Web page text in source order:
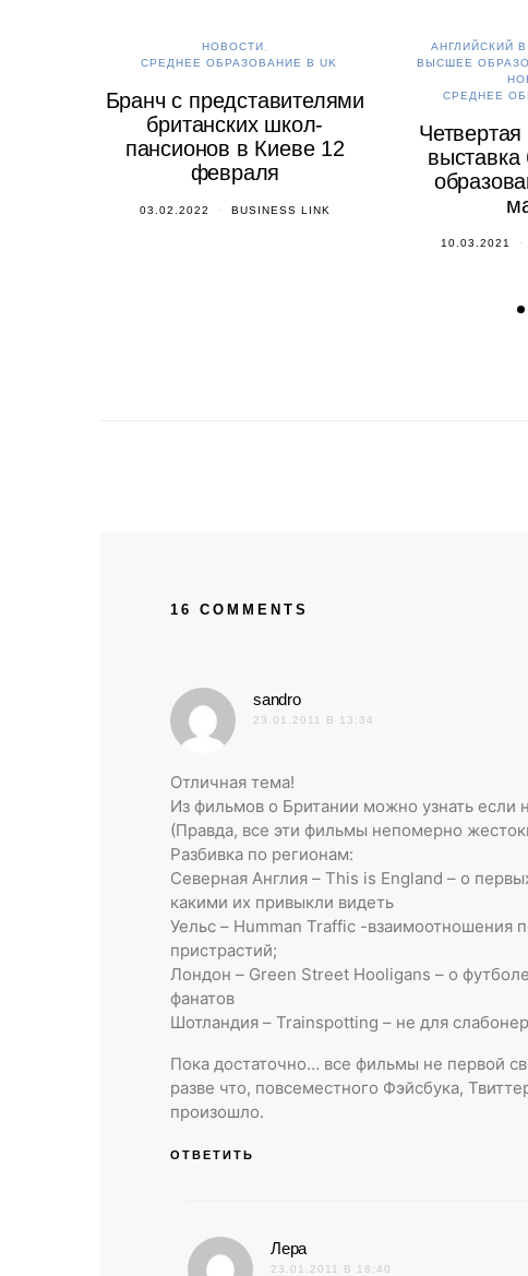
НОВОСТИ
СРЕДНЕЕ ОБРАЗОВАНИЕ В UK
Бранч с представителями
британских школ-
пансионов в Киеве 12
февраля
03.02.2022 BUSINESS LINK
АНГЛИЙСКИЙ В
ВЫСШЕЕ
СРЕДНЕЕ
выставка
10.03.2021
16 COMMENTS
sandro:
23.01.2011 В 13:34
Отличная тема!
Из фильмов о Британии можно узнать если
(Правда, все эти фильмы непомерно
Разбивка по регионам:
Северная Англия – This is England – о
какими их привыкли видеть
Уельс – Humman Traffic -взаимоотношения
пристрастий;
Лондон – Green Street Hooligans – о
фанатов
Шотландия – Trainspotting – не для
Пока достаточно… все фильмы не первой
разве что, повсеместного Фэйсбука,
произошло.
ОТВЕТИТЬ
Лера:
23.01.2011 В 18:40